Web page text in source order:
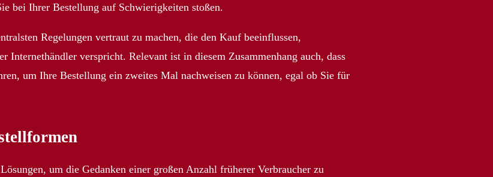
bei Ihrer Bestellung auf Schwierigkeiten stoßen.
Regelungen vertraut zu machen, die den Kauf beeinflussen,
Internethändler verspricht. Relevant ist in diesem Zusammenhang auch, dass
um Ihre Bestellung ein zweites Mal nachweisen zu können, egal ob Sie für
um die Gedanken einer großen Anzahl früherer Verbraucher zu